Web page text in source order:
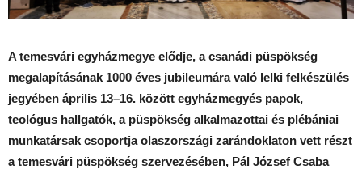
A temesvári egyházmegye elődje, a csanádi püspökség
megalapításának 1000 éves jubileumára való lelki felkészülés
jegyében április 13–16. között egyházmegyés papok,
teológus hallgatók, a püspökség alkalmazottai és plébániai
munkatársak csoportja olaszországi zarándoklaton vett részt
a temesvári püspökség szervezésében, Pál József Csaba